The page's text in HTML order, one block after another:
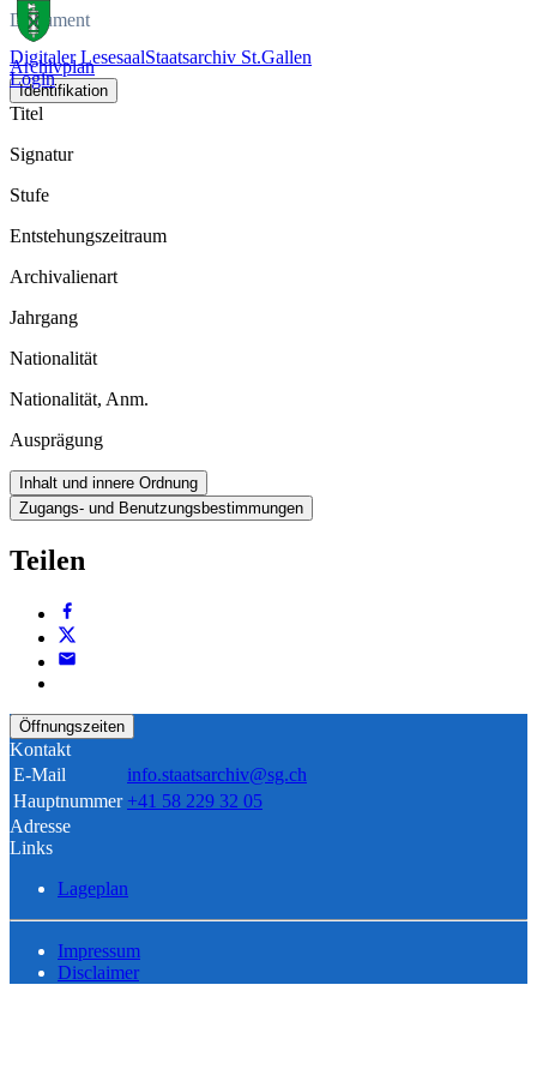
Digitaler LesesaalStaatsarchiv St.Gallen
Login
Dokument
Archivplan
Identifikation
Titel
Signatur
Stufe
Entstehungszeitraum
Archivalienart
Jahrgang
Nationalität
Nationalität, Anm.
Ausprägung
Inhalt und innere Ordnung
Zugangs- und Benutzungsbestimmungen
Teilen
Öffnungszeiten
Kontakt
E-Mail
info.staatsarchiv@sg.ch
Hauptnummer +41 58 229 32 05
Adresse
Links
Lageplan
Impressum
Disclaimer